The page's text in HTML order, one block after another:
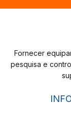
Fornecer
pesquisa e